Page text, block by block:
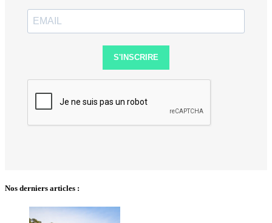
S'INSCRIRE
Nos derniers articles :